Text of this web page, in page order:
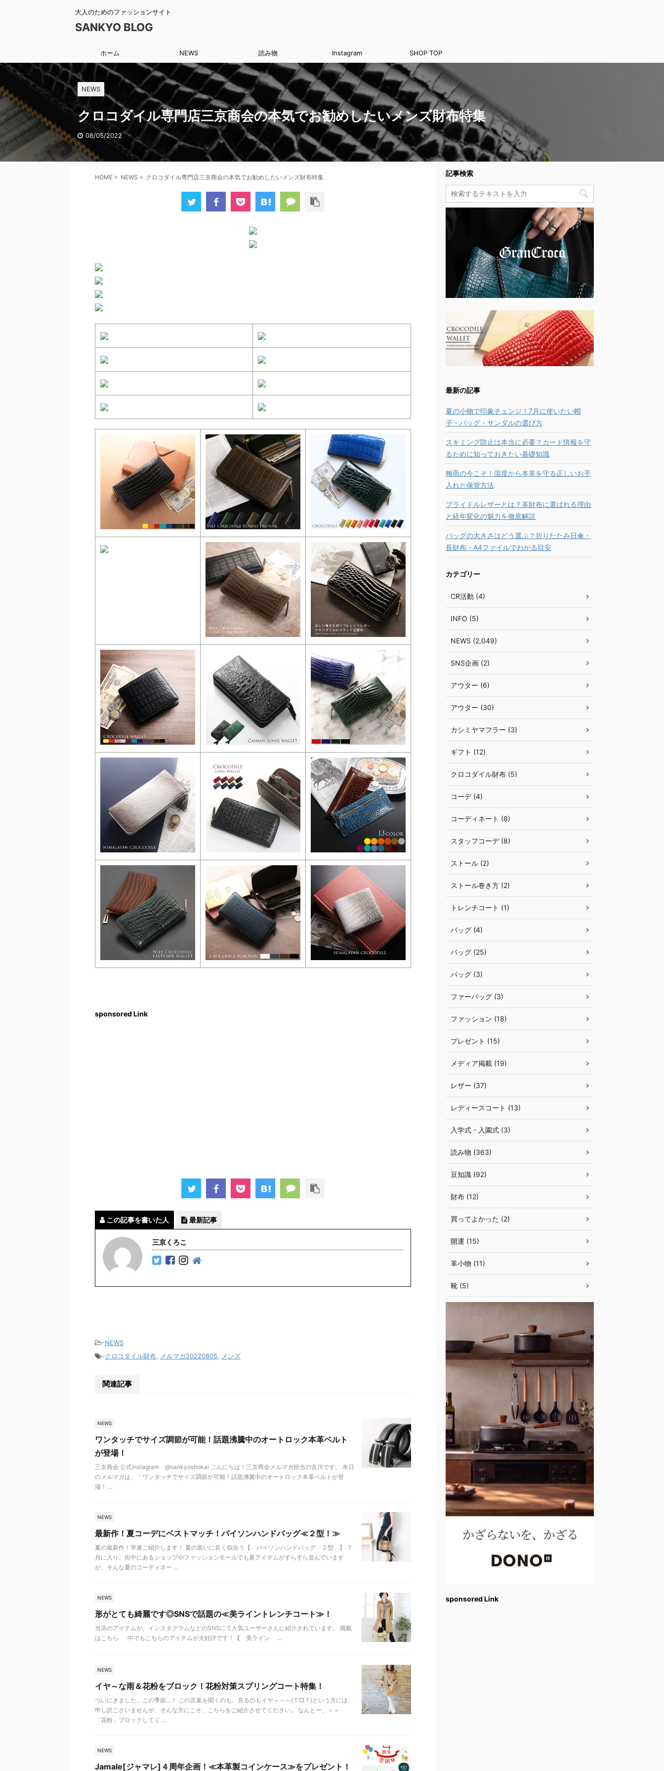
大人のためのファッションサイト
SANKYO BLOG
ホーム NEWS 読み物 Instagram SHOP TOP
NEWS
クロコダイル専門店三京商会の本気でお勧めしたいメンズ財布特集
08/05/2022
HOME > NEWS > クロコダイル専門店三京商会の本気でお勧めしたいメンズ財布特集
sponsored Link
この記事を書いた人 最新記事
三京くろこ
-NEWS
-クロコダイル財布, メルマガ20220805, メンズ
関連記事
NEWS
ワンタッチでサイズ調節が可能！話題沸騰中のオートロック本革ベルト
が登場！
三京商会 公式instagram @sankyoshokai こんにちは！三京商会メルマガ担当の吉川です。 本日
のメルマガは、「ワンタッチでサイズ調節が可能！話題沸騰中のオートロック本革ベルトが登
場！ ...
NEWS
最新作！夏コーデにベストマッチ！パイソンハンドバッグ≪２型！≫
夏の最新作！早速ご紹介します！ 夏の装いに良く似合う【 パイソンハンドバッグ ２型 】 ７
月に入り、街中にあるショップやファッションモールでも夏アイテムがずらずら並んでいます
が、そんな夏のコーディネー ...
NEWS
形がとても綺麗です◎SNSで話題の≪美ライントレンチコート≫！
当店のアイテムが、インスタグラムなどのSNSにて人気ユーザーさんに紹介されています。 掲載
はこちら 中でもこちらのアイテムが大好評です！【 美ライン ...
NEWS
イヤ～な雨＆花粉をブロック！花粉対策スプリングコート特集！
ついにきました。この季節…！ この言葉を聞くのも、見るのもイヤ～～～(Ｔ□Ｔ)という方には、
申し訳ございませんが、そんな方にこそ、こちらをご紹介させてください。 なんとー、＞＞
「花粉」ブロックしてく ...
NEWS
Jamale[ジャマレ]４周年企画！≪本革製コインケース≫をプレゼント！
記事検索
最新の記事
夏の小物で印象チェンジ！7月に使いたい帽
子・バッグ・サンダルの選び方
スキミング防止は本当に必要？カード情報を守
るために知っておきたい基礎知識
梅雨の今こそ！湿度から本革を守る正しいお手
入れと保管方法
ブライドルレザーとは？革財布に選ばれる理由
と経年変化の魅力を徹底解説
バッグの大きさはどう選ぶ？折りたたみ日傘・
長財布・A4ファイルでわかる目安
カテゴリー
CR活動 (4)
INFO (5)
NEWS (2,049)
SNS企画 (2)
アウター (6)
アウター (30)
カシミヤマフラー (3)
ギフト (12)
クロコダイル財布 (5)
コーデ (4)
コーディネート (8)
スタッフコーデ (8)
ストール (2)
ストール巻き方 (2)
トレンチコート (1)
バッグ (4)
バッグ (25)
バッグ (3)
ファーバッグ (3)
ファッション (18)
プレゼント (15)
メディア掲載 (19)
レザー (37)
レディースコート (13)
入学式・入園式 (3)
読み物 (363)
豆知識 (92)
財布 (12)
買ってよかった (2)
開運 (15)
革小物 (11)
靴 (5)
sponsored Link